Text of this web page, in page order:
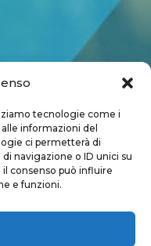
tecnologie come i
informazioni del
ci permetterà di
navigazione o ID unici su
consenso può influire
e funzioni.